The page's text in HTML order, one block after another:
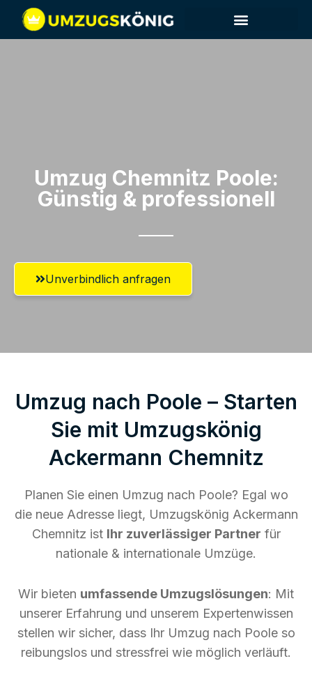
Umzug Chemnitz​ Poole:
Günstig & professionell​
Unverbindlich anfragen
Umzug nach Poole – Starten
Sie mit Umzugskönig
Ackermann Chemnitz
Planen Sie einen Umzug nach Poole? Egal wo
die neue Adresse liegt, Umzugskönig Ackermann
Chemnitz ist Ihr zuverlässiger Partner für
nationale & internationale Umzüge.
Wir bieten umfassende Umzugslösungen: Mit
unserer Erfahrung und unserem Expertenwissen
stellen wir sicher, dass Ihr Umzug nach Poole so
reibungslos und stressfrei wie möglich verläuft.